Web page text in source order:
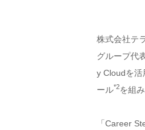
株式会社テ
グループ代
y Cloudを活
ール*2を組
「Career